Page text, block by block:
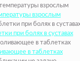
взрослым
при болях в суставах
в таблетках